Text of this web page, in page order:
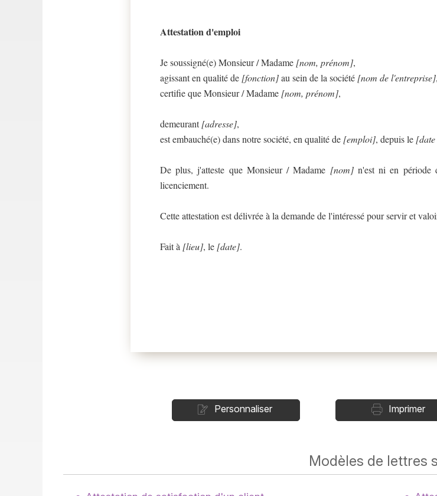
Attestation d'emploi
Je soussigné(e) Monsieur / Madame [nom, prénom],
agissant en qualité de [fonction]au sein de la société [nom de l'entreprise],
certifie que Monsieur / Madame [nom, prénom],
demeurant[adresse],
est embauché(e) dans notre société, en qualité de [emploi], depuis le
De plus, j'atteste que Monsieur / Madame [nom]n'est ni en période
licenciement.
Cette attestation est délivrée à la demande de l'intéressé pour servir et
Fait à [lieu], le [date].
Personnaliser Imprimer
Modèles de lettres